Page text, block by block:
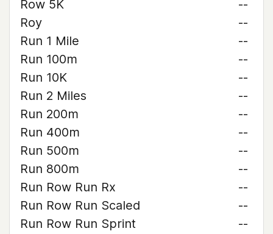
Row 5K
--
Roy
--
Run 1 Mile
--
Run 100m
--
Run 10K
--
Run 2 Miles
--
Run 200m
--
Run 400m
--
Run 500m
--
Run 800m
--
Run Row Run Rx
--
Run Row Run Scaled
--
Run Row Run Sprint
--